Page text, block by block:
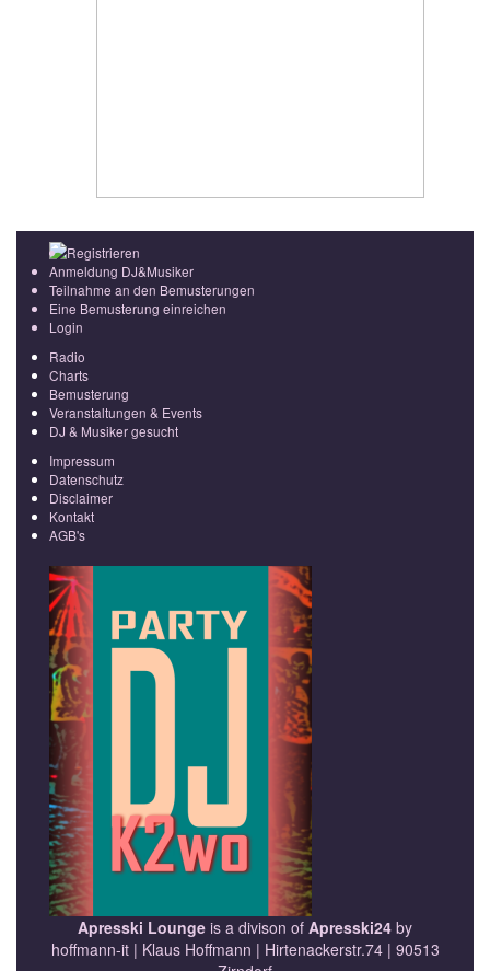
Registrieren
Anmeldung DJ&Musiker
Teilnahme an den Bemusterungen
Eine Bemusterung einreichen
Login
Radio
Charts
Bemusterung
Veranstaltungen & Events
DJ & Musiker gesucht
Impressum
Datenschutz
Disclaimer
Kontakt
AGB's
Apresski Lounge is a divison of Apresski24 by
hoffmann-it | Klaus Hoffmann | Hirtenackerstr.74 | 90513